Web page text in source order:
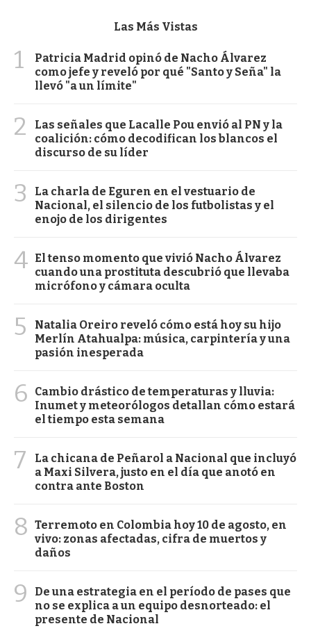
Las Más Vistas
1
Patricia Madrid opinó de Nacho Álvarez
como jefe y reveló por qué "Santo y Seña" la
llevó "a un límite"
2
Las señales que Lacalle Pou envió al PN y la
coalición: cómo decodifican los blancos el
discurso de su líder
3
La charla de Eguren en el vestuario de
Nacional, el silencio de los futbolistas y el
enojo de los dirigentes
4 El tenso momento que vivió Nacho Álvarez
cuando una prostituta descubrió que llevaba
micrófono y cámara oculta
5
Natalia Oreiro reveló cómo está hoy su hijo
Merlín Atahualpa: música, carpintería y una
pasión inesperada
6
Cambio drástico de temperaturas y lluvia:
Inumet y meteorólogos detallan cómo estará
el tiempo esta semana
7
La chicana de Peñarol a Nacional que incluyó
a Maxi Silvera, justo en el día que anotó en
contra ante Boston
8 Terremoto en Colombia hoy 10 de agosto, en
vivo: zonas afectadas, cifra de muertos y
daños
9
De una estrategia en el período de pases que
no se explica a un equipo desnorteado: el
presente de Nacional